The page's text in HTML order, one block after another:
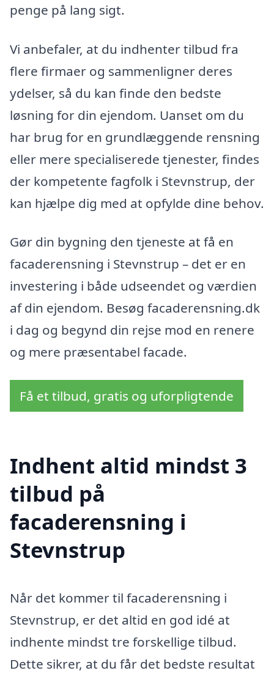
penge på lang sigt.
Vi anbefaler, at du indhenter tilbud fra
flere firmaer og sammenligner deres
ydelser, så du kan finde den bedste
løsning for din ejendom. Uanset om du
har brug for en grundlæggende rensning
eller mere specialiserede tjenester, findes
der kompetente fagfolk i Stevnstrup, der
kan hjælpe dig med at opfylde dine behov.
Gør din bygning den tjeneste at få en
facaderensning i Stevnstrup – det er en
investering i både udseendet og værdien
af din ejendom. Besøg facaderensning.dk
i dag og begynd din rejse mod en renere
og mere præsentabel facade.
Få et tilbud, gratis og uforpligtende
Indhent altid mindst 3
tilbud på
facaderensning i
Stevnstrup
Når det kommer til facaderensning i
Stevnstrup, er det altid en god idé at
indhente mindst tre forskellige tilbud.
Dette sikrer, at du får det bedste resultat